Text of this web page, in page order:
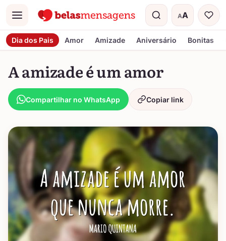
Menu AA
Tamanho do
Dia dos Pais Amor Amizade Aniversário Bonitas
A amizade é um amor
Compartilhar no WhatsApp Copiar link